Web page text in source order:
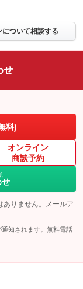
について相談する
せ
料)
オンライン
商談予約
せ
ありません。メールア
知されます。無料電話